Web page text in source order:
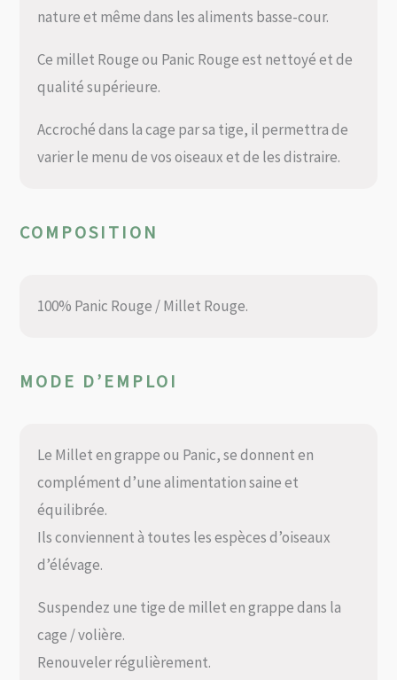
nature et même dans les aliments basse-cour.
Ce millet Rouge ou Panic Rouge est nettoyé et de
qualité supérieure.
Accroché dans la cage par sa tige, il permettra de
varier le menu de vos oiseaux et de les distraire.
COMPOSITION
100% Panic Rouge / Millet Rouge.
MODE D’EMPLOI
Le Millet en grappe ou Panic, se donnent en
complément d’une alimentation saine et
équilibrée.
Ils conviennent à toutes les espèces d’oiseaux
d’élévage.
Suspendez une tige de millet en grappe dans la
cage / volière.
Renouveler régulièrement.